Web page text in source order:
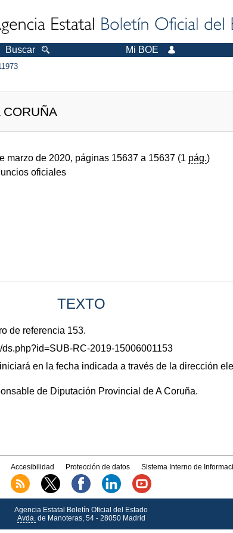
Buscar Mi BOE
CORUÑA
marzo de 2020, páginas 15637 a 15637 (1 pág.)
oficiales
TEXTO
de referencia 153.
RC-2019-15006001153
en la fecha indicada a través de la dirección
de Diputación Provincial de A Coruña.
Accesibilidad Protección de datos Sistema Interno de
Agencia Estatal Boletín Oficial del Estado
Avda.de Manoteras, 54 - 28050 Madrid